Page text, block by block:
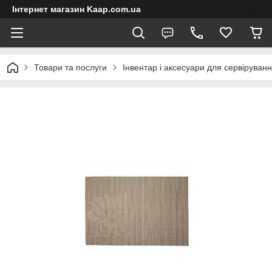
Інтернет магазин Kaap.com.ua
Товари та послуги Інвентар і аксесуари для